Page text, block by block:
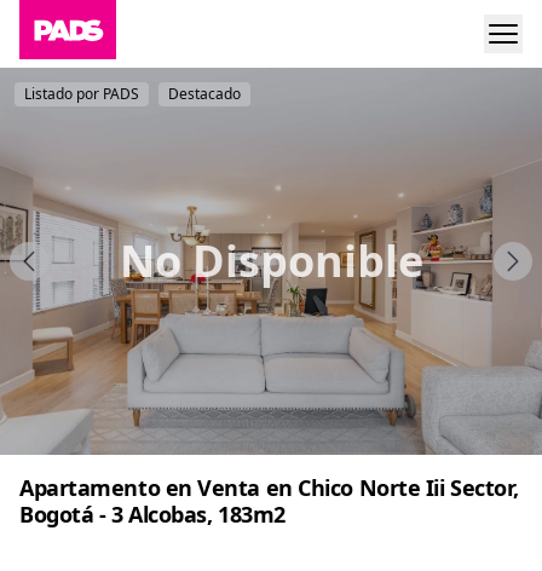
No Disponible
Listado por PADS Destacado
Apartamento en Venta en Chico Norte Iii Sector,
Bogotá - 3 Alcobas, 183m2